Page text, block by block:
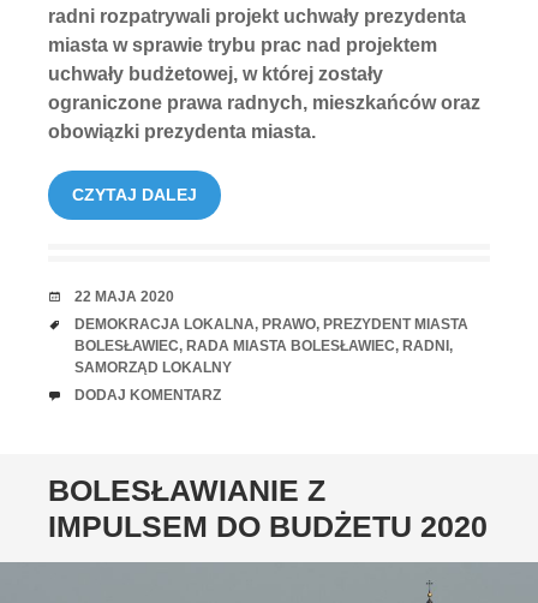
radni rozpatrywali projekt uchwały prezydenta
miasta w sprawie trybu prac nad projektem
uchwały budżetowej, w której zostały
ograniczone prawa radnych, mieszkańców oraz
obowiązki prezydenta miasta.
CZYTAJ DALEJ
RANDKA
22 MAJA 2020
TAGI
DEMOKRACJA LOKALNA, PRAWO, PREZYDENT MIASTA
BOLESŁAWIEC, RADA MIASTA BOLESŁAWIEC, RADNI ,
SAMORZĄD LOKALNY
UWAGI
DODAJ KOMENTARZ
BOLESŁAWIANIE Z
IMPULSEM DO BUDŻETU 2020